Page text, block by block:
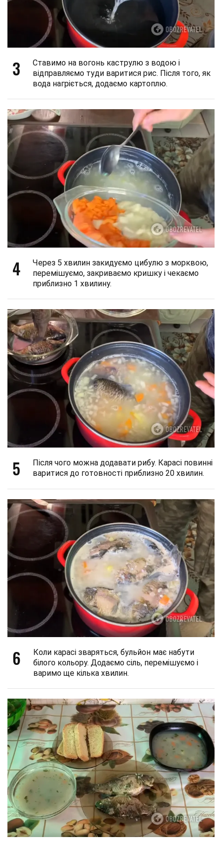
3
Ставимо на вогонь каструлю з водою і
відправляємо туди варитися рис. Після того, як
вода нагріється, додаємо картоплю.
4
Через 5 хвилин закидуємо цибулю з морквою,
перемішуємо, закриваємо кришку і чекаємо
приблизно 1 хвилину.
5
Після чого можна додавати рибу. Карасі повинні
варитися до готовності приблизно 20 хвилин.
6
Коли карасі зваряться, бульйон має набути
білого кольору. Додаємо сіль, перемішуємо і
варимо ще кілька хвилин.